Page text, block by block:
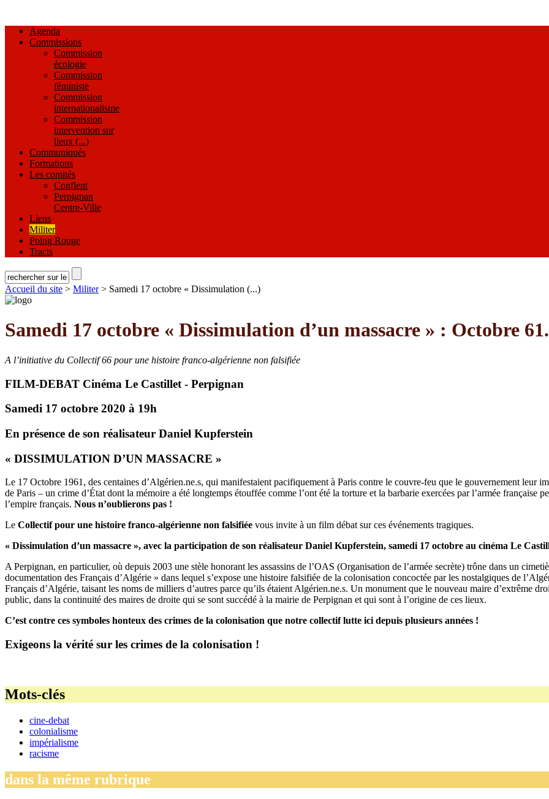
Agenda
Commissions
Commission
écologie
Commission
féministe
Commission
internationalisme
Commission
intervention sur
lieux (...)
Communiqués
Formations
Les comités
Conflent
Perpignan
Centre-Ville
Liens
Militer
Poing Rouge
Tracts
Accueil du site > Militer> Samedi 17 octobre « Dissimulation (...)
Samedi 17 octobre « Dissimulation d’un massacre » : Octobre
A l’initiative du Collectif 66 pour une histoire franco-algérienne non falsifiée
FILM-DEBAT Cinéma Le Castillet - Perpignan
Samedi 17 octobre 2020 à 19h
En présence de son réalisateur Daniel Kupferstein
« DISSIMULATION D’UN MASSACRE »
Le 17 Octobre 1961, des centaines d’Algérien.ne.s, qui manifestaient pacifiquement à Paris contre le couvre-feu que le gouvernement leur
de Paris – un crime d’État dont la mémoire a été longtemps étouffée comme l’ont été la torture et la barbarie exercées par l’armée française
l’empire français. Nous n’oublierons pas !
Le Collectif pour une histoire franco-algérienne non falsifiée vous invite à un film débat sur ces événements tragiques.
« Dissimulation d’un massacre », avec la participation de son réalisateur Daniel Kupferstein, samedi 17 octobre au cinéma Le
A Perpignan, en particulier, où depuis 2003 une stèle honorant les assassins de l’OAS (Organisation de l’armée secrète) trône dans un
documentation des Français d’Algérie » dans lequel s’expose une histoire falsifiée de la colonisation concoctée par les nostalgiques de
Français d’Algérie, taisant les noms de milliers d’autres parce qu’ils étaient Algérien.ne.s. Un monument que le nouveau maire d’extrême
public, dans la continuité des maires de droite qui se sont succédé à la mairie de Perpignan et qui sont à l’origine de ces lieux.
C’est contre ces symboles honteux des crimes de la colonisation que notre collectif lutte ici depuis plusieurs années !
Exigeons la vérité sur les crimes de la colonisation !
Mots-clés
cine-debat
colonialisme
impérialisme
racisme
dans la même rubrique